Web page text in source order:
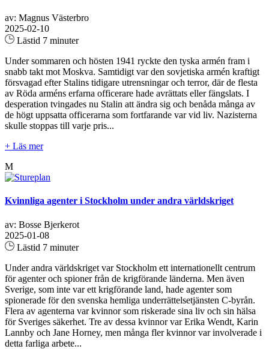
av: Magnus Västerbro
2025-02-10
Lästid 7 minuter
Under sommaren och hösten 1941 ryckte den tyska armén fram i
snabb takt mot Moskva. Samtidigt var den sovjetiska armén kraftigt
försvagad efter Stalins tidigare utrensningar och terror, där de flesta
av Röda arméns erfarna officerare hade avrättats eller fängslats. I
desperation tvingades nu Stalin att ändra sig och benåda många av
de högt uppsatta officerarna som fortfarande var vid liv. Nazisterna
skulle stoppas till varje pris...
+ Läs mer
M
Kvinnliga agenter i Stockholm under andra världskriget
av: Bosse Bjerkerot
2025-01-08
Lästid 7 minuter
Under andra världskriget var Stockholm ett internationellt centrum
för agenter och spioner från de krigförande länderna. Men även
Sverige, som inte var ett krigförande land, hade agenter som
spionerade för den svenska hemliga underrättelsetjänsten C-byrån.
Flera av agenterna var kvinnor som riskerade sina liv och sin hälsa
för Sveriges säkerhet. Tre av dessa kvinnor var Erika Wendt, Karin
Lannby och Jane Horney, men många fler kvinnor var involverade i
detta farliga arbete...